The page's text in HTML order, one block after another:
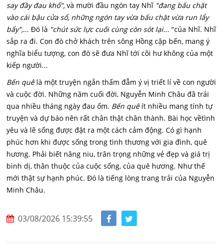
say đầy đau khổ", và mười đầu ngón tay Nhĩ "đang bấu chặt
vào cái bậu cửa sổ, những ngón tay vừa bấu chặt vừa run lẩy
bẩy",... Đó là "chút sức lực cuối cùng còn sót lại... "của Nhĩ. Nhĩ
sắp ra đi. Con đò chở khách trên sông Hồng cập bến, mang ý
nghĩa biểu tượng, con đò sẽ đưa Nhĩ tới cõi hư không của một
kiếp người...
Bến quêlà một truyện ngắn thấm đẫm ý vị triết lí về con người
và cuộc đời. Những năm cuối đời, Nguyễn Minh Châu đã trải
qua nhiều tháng ngày đau ốm. Bến quêít nhiều mang tính tự
truyện và dự báo nên rất chân thật chân thành. Bài học vềtình
yêu và lẽ sống được đặt ra một cách cảm động. Có gì hạnh
phúc hơn khi được sống trong tình thương với gia đình, quê
hương. Phải biết nâng niu, trân trọng những vẻ đẹp và giá trị
bình dị, thân thuộc của cuộc sống, của quê hương. Như thế
mới thật sự hạnh phúc. Đó là tiếng lòng trang trải của Nguyễn
Minh Châu.
03/08/2026 15:39:55